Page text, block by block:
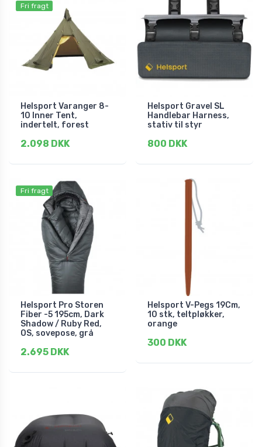
Fri fragt
Helsport Varanger 8-
10 Inner Tent,
indertelt, forest
2.098 DKK
Helsport Gravel SL
Handlebar Harness,
stativ til styr
800 DKK
Fri fragt
Helsport Pro Storen
Fiber -5 195cm, Dark
Shadow / Ruby Red,
OS, sovepose, grå
2.695 DKK
Helsport V-Pegs 19Cm,
10 stk, teltpløkker,
orange
300 DKK